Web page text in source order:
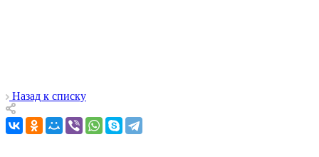
Назад к списку